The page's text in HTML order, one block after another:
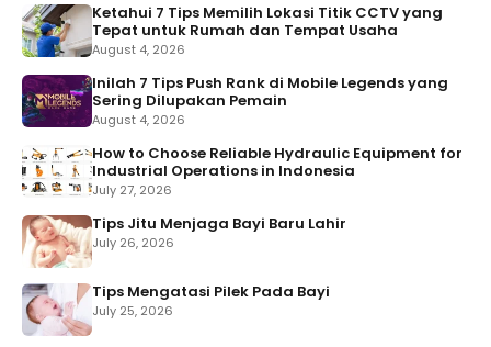
Ketahui 7 Tips Memilih Lokasi Titik CCTV yang
Tepat untuk Rumah dan Tempat Usaha
August 4, 2026
Inilah 7 Tips Push Rank di Mobile Legends yang
Sering Dilupakan Pemain
August 4, 2026
How to Choose Reliable Hydraulic Equipment for
Industrial Operations in Indonesia
July 27, 2026
Tips Jitu Menjaga Bayi Baru Lahir
July 26, 2026
Tips Mengatasi Pilek Pada Bayi
July 25, 2026